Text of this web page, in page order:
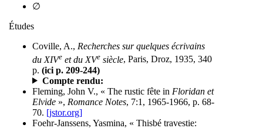
∅
Études
Coville, A., Recherches sur quelques écrivains
du XIVe et du XVe siècle, Paris, Droz, 1935, 340
p. (ici p. 209-244)
Compte rendu:
Fleming, John V., « The rustic fête in Floridan et
Elvide », Romance Notes, 7:1, 1965-1966, p. 68-
70. [jstor.org]
Foehr-Janssens, Yasmina, « Thisbé travestie: